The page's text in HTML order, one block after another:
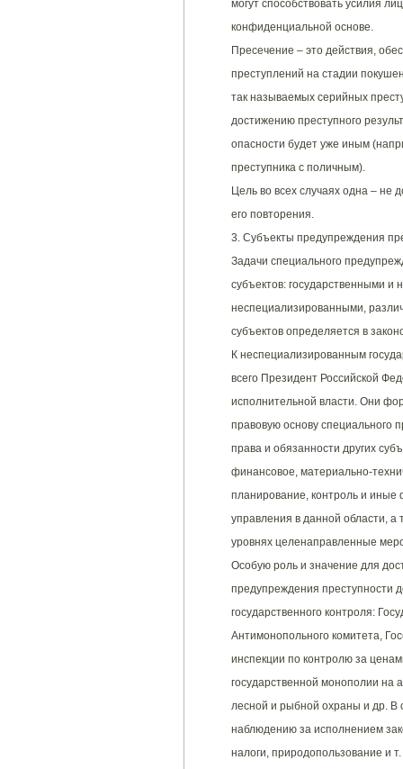
могут способствовать усилия
конфиденциальной основе.
Пресечение – это действия,
преступлений на стадии
так называемых серийных
достижению преступного
опасности будет уже иным
преступника с поличным).
Цель во всех случаях одна – не
его повторения.
3. Субъекты предупреждения
Задачи специального
субъектов: государственными
неспециализированными,
субъектов определяется в
К неспециализированным
всего Президент Российской
исполнительной власти. Они
правовую основу специального
права и обязанности других
финансовое, материально-
планирование, контроль и иные
управления в данной области, а
уровнях целенаправленные
Особую роль и значение для
предупреждения преступности
государственного контроля:
Антимонопольного комитета,
инспекции по контролю за
государственной монополии на
лесной и рыбной охраны и др. В
наблюдению за исполнением
налоги, природопользование и